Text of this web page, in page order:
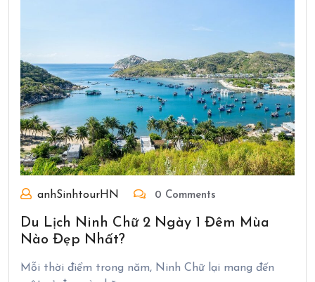
anhSinhtourHN 0 Comments
Du Lịch Ninh Chữ 2 Ngày 1 Đêm Mùa
Nào Đẹp Nhất?
Mỗi thời điểm trong năm, Ninh Chữ lại mang đến